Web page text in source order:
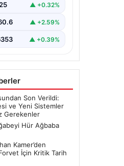
▲ +0.32%
▲ +2.59%
▲ +0.39%
Son Verildi:
ve Yeni Sistemler
Gerekenler
Hür Ağbaba
Kamer’den
İçin Kritik Tarih